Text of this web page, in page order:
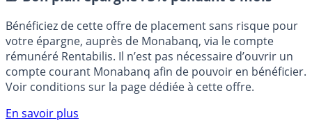
🎁 Bon plan épargne : 3% pendant 6 mois
Bénéficiez de cette offre de placement sans risque pour
votre épargne, auprès de Monabanq, via le compte
rémunéré Rentabilis. Il n’est pas nécessaire d’ouvrir un
compte courant Monabanq afin de pouvoir en bénéficier.
Voir conditions sur la page dédiée à cette offre.